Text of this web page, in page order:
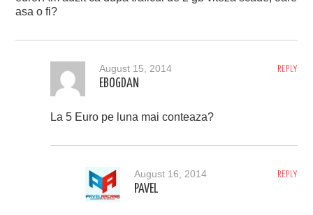
asa o fi?
REPLY
August 15, 2014
EBOGDAN
La 5 Euro pe luna mai conteaza?
REPLY
August 16, 2014
PAVEL